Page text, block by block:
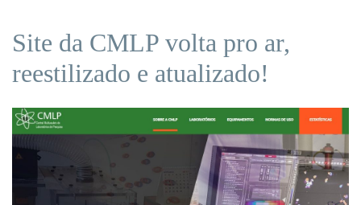
Site da CMLP volta pro ar,
reestilizado e atualizado!